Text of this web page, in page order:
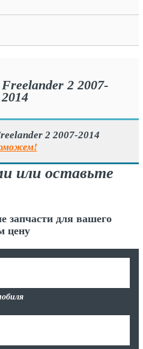
Freelander 2 2007-
2014
2 2007-2014
или оставьте
запчасти для вашего
цену